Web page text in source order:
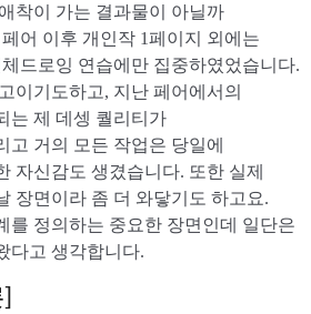
착이 가는 결과물이 아닐까
어 이후 개인작 1페이지 외에는
드로잉 연습에만 집중하였었습니다.
이기도하고, 지난 페어에서의
는 제 데셍 퀄리티가
고 거의 모든 작업은 당일에
자신감도 생겼습니다. 또한 실제
장면이라 좀 더 와닿기도 하고요.
를 정의하는 중요한 장면인데 일단은
다고 생각합니다.
]